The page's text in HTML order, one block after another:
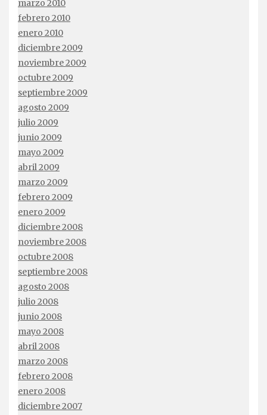
marzo 2010
febrero 2010
enero 2010
diciembre 2009
noviembre 2009
octubre 2009
septiembre 2009
agosto 2009
julio 2009
junio 2009
mayo 2009
abril 2009
marzo 2009
febrero 2009
enero 2009
diciembre 2008
noviembre 2008
octubre 2008
septiembre 2008
agosto 2008
julio 2008
junio 2008
mayo 2008
abril 2008
marzo 2008
febrero 2008
enero 2008
diciembre 2007